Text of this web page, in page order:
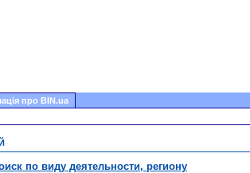
про BIN.ua
по виду деятельности, региону